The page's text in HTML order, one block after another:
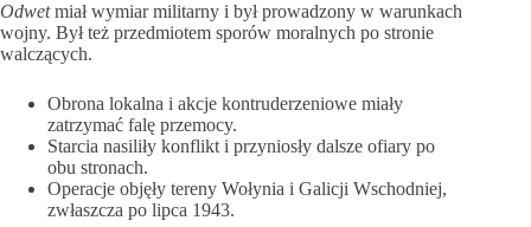
Odwetmiał wymiar militarny i był prowadzony w warunkach
wojny. Był też przedmiotem sporów moralnych po stronie
walczących.
Obrona lokalna i akcje kontruderzeniowe miały
zatrzymać falę przemocy.
Starcia nasiliły konflikt i przyniosły dalsze ofiary po
obu stronach.
Operacje objęły tereny Wołynia i Galicji Wschodniej,
zwłaszcza po lipca 1943.